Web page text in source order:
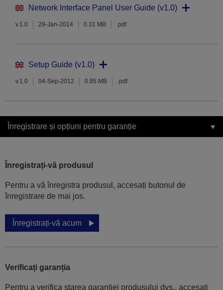
Network Interface Panel User Guide (v1.0)
v.1.0 29-Jan-2014 0.31 MB .pdf
Setup Guide (v1.0)
v.1.0 04-Sep-2012 0.95 MB .pdf
Înregistrare și opțiuni pentru garanție
Înregistrați-vă produsul
Pentru a vă înregistra produsul, accesați butonul de
înregistrare de mai jos.
Înregistrați-vă acum
Verificați garanția
Pentru a verifica starea garanției produsului dvs., accesați